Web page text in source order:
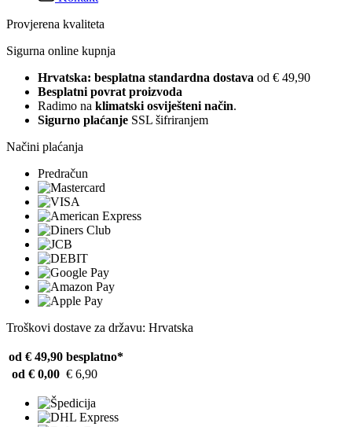
Provjerena kvaliteta
Sigurna online kupnja
Hrvatska: besplatna standardna dostava od € 49,90
Besplatni povrat proizvoda
Radimo na klimatski osviješteni način.
Sigurno plaćanje SSL šifriranjem
Načini plaćanja
Predračun
Troškovi dostave za državu: Hrvatska
od € 49,90 besplatno*
od € 0,00 € 6,90